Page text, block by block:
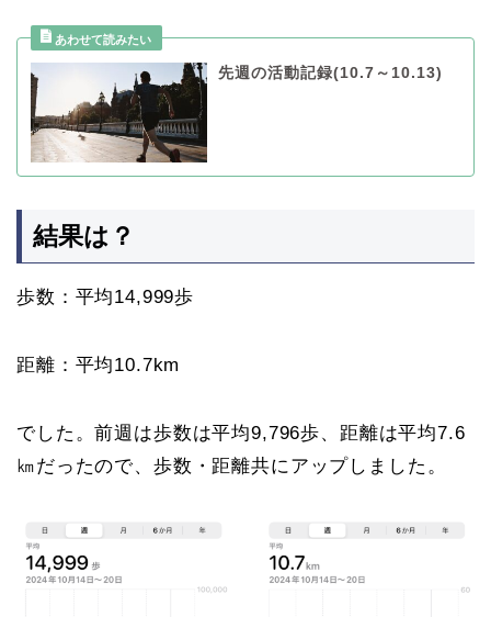
先週の活動記録(10.7～10.13)
結果は？
歩数：平均14,999歩
距離：平均10.7km
でした。前週は歩数は平均9,796歩、距離は平均7.6
㎞だったので、歩数・距離共にアップしました。